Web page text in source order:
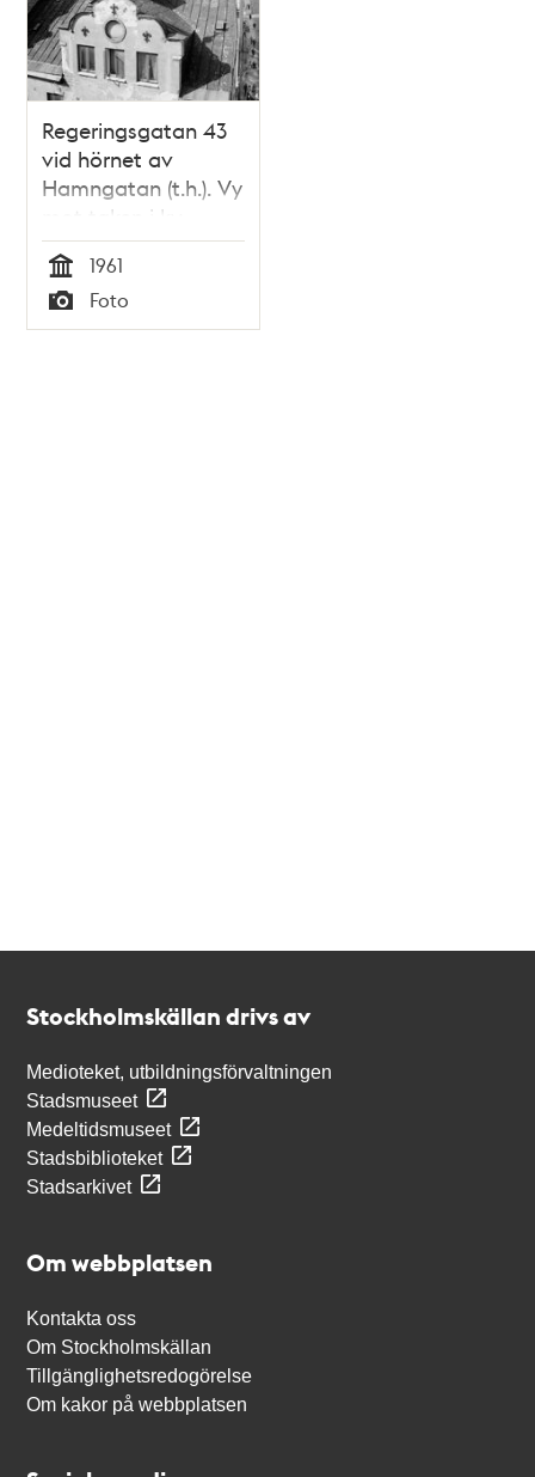
Regeringsgatan 43
vid hörnet av
Hamngatan (t.h.). Vy
mot taken i kv.
Trollhättan och kv.
Åskslaget
Tid
1961
Typ
Foto
Stockholmskällan drivs av
Medioteket, utbildningsförvaltningen
Stadsmuseet
Medeltidsmuseet
Stadsbiblioteket
Stadsarkivet
Om webbplatsen
Kontakta oss
Om Stockholmskällan
Tillgänglighetsredogörelse
Om kakor på webbplatsen